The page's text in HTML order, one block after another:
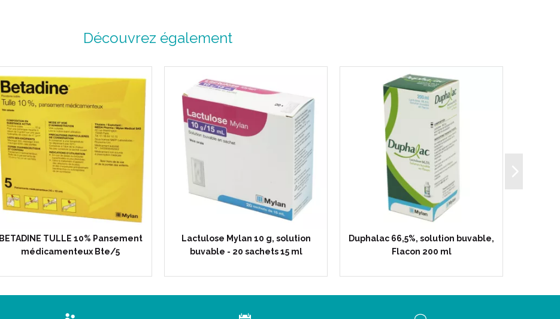
Découvrez également
BETADINE TULLE 10% Pansement
médicamenteux Bte/5
Lactulose Mylan 10 g, solution
buvable - 20 sachets 15 ml
Duphalac 66,5%, solution buvable,
Flacon 200 ml